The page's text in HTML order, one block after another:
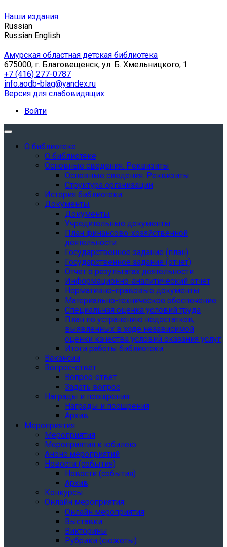
Наши издания
Russian
Russian English
Амурская областная детская библиотека
675000, г. Благовещенск, ул. Б. Хмельницкого, 1
+7 (416) 277-0787
info.aodb-blag@yandex.ru
Версия для слабовидящих
Войти
О библиотеке
О библиотеке
Основные сведения. Реквизиты
Основные сведения. Реквизиты
Структура организации
История библиотеки
Документы
Документы
Учредительные документы
План финансово-хозяйственной
деятельности
Государственное задание (план)
Государственное задание (отчет)
Отчет о результатах деятельности
Информационно-аналитический отчет
Нормативно-правовые документы
Материально-техническое обеспечение
Специальная оценка условий труда
План по устранению недостатков,
выявленных в ходе независимой
оценки качества условий оказания услуг
Итоги работы библиотеки
Вакансии
Вопрос-ответ
Вопрос-ответ
Задать вопрос
Награды и поощрения
Награды и поощрения
Архив
Мероприятия
Мероприятия
Мероприятия к юбилею
Анонс мероприятий
Новости (события)
Новости (события)
Архив
Конкурсы
Онлайн мероприятия
Онлайн мероприятия
Выставки
Викторины
Рубрики (сюжеты)